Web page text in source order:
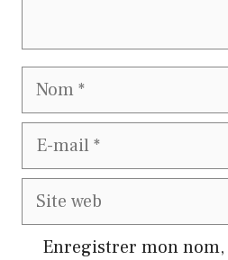
Nom
E-
Site
Enregistrer mon